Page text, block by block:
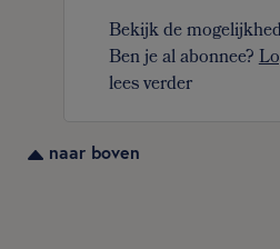
Bekijk de
Ben je al abonnee?
lees verder
naar boven